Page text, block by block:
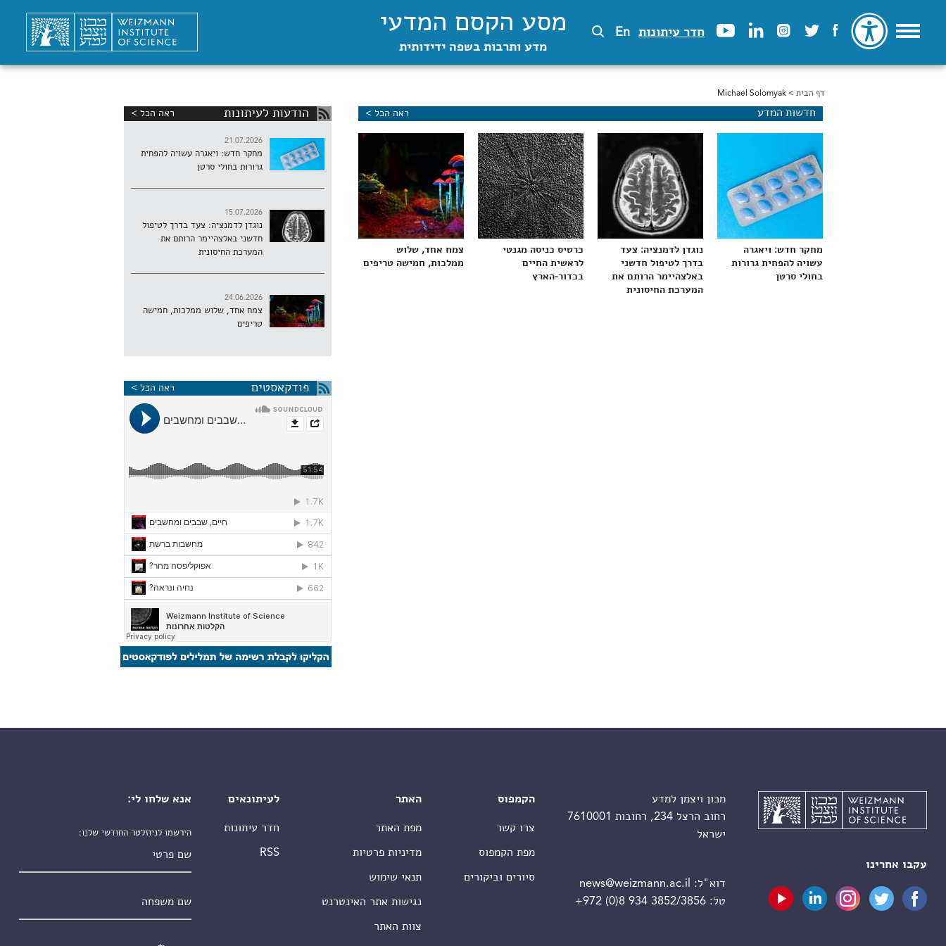
חדר עיתונות En מסע הקסם המדעי
מדע ותרבות בשפה ידידותית
הינך נמצא כאן
דף הבית > Michael Solomyak
חדשות המדע ראה הכל >
מחקר חדש: ויאגרה
עשויה להפחית גרורות
בחולי סרטן
נוגדן לדמנציה: צעד
בדרך לטיפול חדשני
באלצהיימר הרותם את
המערכת החיסונית
כרטיס כניסה מגנטי
לראשית החיים
בכדור-הארץ
צמח אחד, שלוש
ממלכות, חמישה טריפים
הודעות לעיתונות ראה הכל >
21.07.2026
מחקר חדש: ויאגרה עשויה להפחית
גרורות בחולי סרטן
15.07.2026
נוגדן לדמנציה: צעד בדרך לטיפול
חדשני באלצהיימר הרותם את
המערכת החיסונית
24.06.2026
צמח אחד, שלוש ממלכות, חמישה
טריפים
פודקאסטים ראה הכל >
עקבו אחרינו
מכון ויצמן למדע
רחוב הרצל 234, רחובות 7610001
ישראל
דוא"ל:
news@weizmann.ac.il
טל:+972 (0)8 934 3852/3856
הקמפוס
צרו קשר
מפת הקמפוס
סיורים וביקורים
האתר
מפת האתר
מדיניות פרטיות
תנאי שימוש
נגישות אתר האינטרנט
צוות האתר
לעיתונאים
חדר עיתונות
RSS
אנא שלחו לי:
הירשמו לניוזלטר החודשי שלנו: